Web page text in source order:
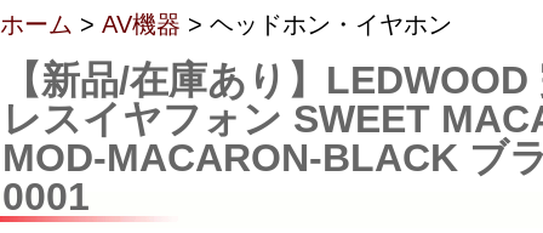
ホーム > AV機器 > ヘッドホン・イヤホン
【新品/在庫あり】
レスイヤフォン SWEET
MOD-MACARON-BLACK ブ
0001